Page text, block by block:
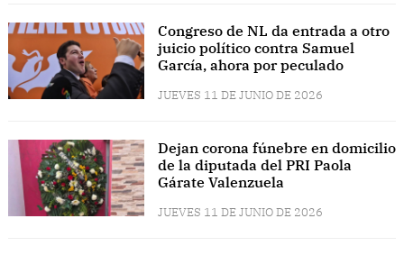
Congreso de NL da entrada a otro
juicio político contra Samuel
García, ahora por peculado
JUEVES 11 DE JUNIO DE 2026
Dejan corona fúnebre en domicilio
de la diputada del PRI Paola
Gárate Valenzuela
JUEVES 11 DE JUNIO DE 2026